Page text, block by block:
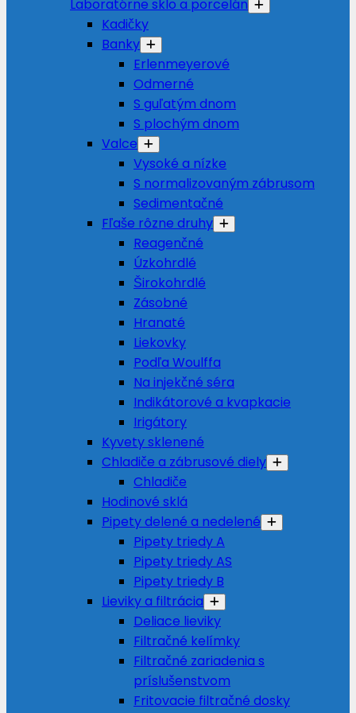
Laboratórne sklo a porcelán
Kadičky
Banky
Erlenmeyerové
Odmerné
S guľatým dnom
S plochým dnom
Valce
Vysoké a nízke
S normalizovaným zábrusom
Sedimentačné
Fľaše rôzne druhy
Reagenčné
Úzkohrdlé
Širokohrdlé
Zásobné
Hranaté
Liekovky
Podľa Woulffa
Na injekčné séra
Indikátorové a kvapkacie
Irigátory
Kyvety sklenené
Chladiče a zábrusové diely
Chladiče
Hodinové sklá
Pipety delené a nedelené
Pipety triedy A
Pipety triedy AS
Pipety triedy B
Lieviky a filtrácia
Deliace lieviky
Filtračné kelímky
Filtračné zariadenia s
príslušenstvom
Fritovacie filtračné dosky